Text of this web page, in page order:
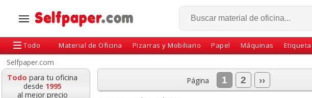
Todo Material de Oficina Pizarras y Mobiliario Papel Máquinas
Selfpaper.com
Todo para tu oficina
desde 1995
al mejor precio
Página 1 2 ››